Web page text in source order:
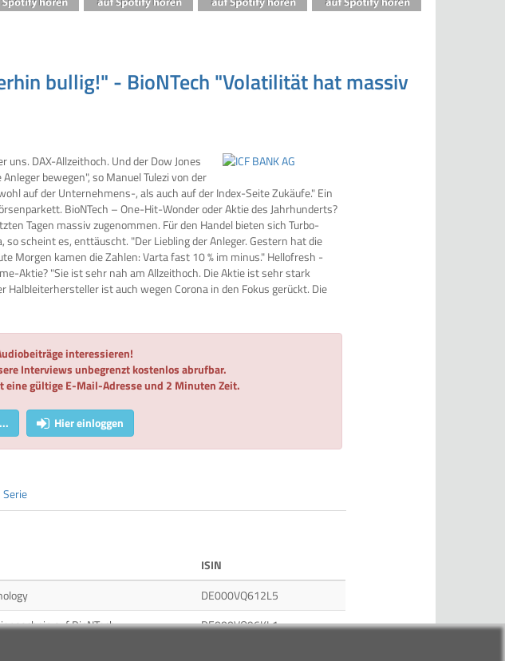
bullig!" - BioNTech "Volatilität hat massiv
uns. DAX-Allzeithoch. Und der Dow Jones
bewegen", so Manuel Tulezi von der
auf der Unternehmens-, als auch auf der Index-Seite Zukäufe." Ein
BioNTech – One-Hit-Wonder oder Aktie des Jahrhunderts?
Tagen massiv zugenommen. Für den Handel bieten sich Turbo-
so scheint es, enttäuscht. "Der Liebling der Anleger. Gestern hat die
Morgen kamen die Zahlen: Varta fast 10 % im minus." Hellofresh -
Aktie? "Sie ist sehr nah am Allzeithoch. Die Aktie ist sehr stark
Halbleiterhersteller ist auch wegen Corona in den Fokus gerückt. Die
interessieren!
Interviews unbegrenzt kostenlos abrufbar.
eine gültige E-Mail-Adresse und 2 Minuten Zeit.
Hier einloggen
Serie
ISIN
DE000VQ612L5
auf BioNTech
DE000VQ96KL1